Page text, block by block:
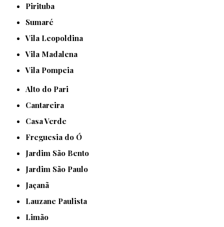
Pirituba
Sumaré
Vila Leopoldina
Vila Madalena
Vila Pompeia
Alto do Pari
Cantareira
Casa Verde
Freguesia do Ó
Jardim São Bento
Jardim São Paulo
Jaçanã
Lauzane Paulista
Limão